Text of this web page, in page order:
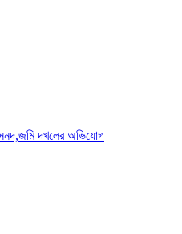
দখলের অভিযোগ